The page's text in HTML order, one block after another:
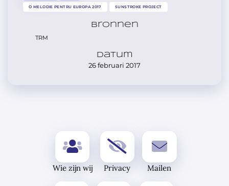
O MELODIE PENTRU EUROPA 2017 SUNSTROKE PROJECT
Bronnen
TRM
Datum
26 februari 2017
Wie zijn wij Privacy Mailen